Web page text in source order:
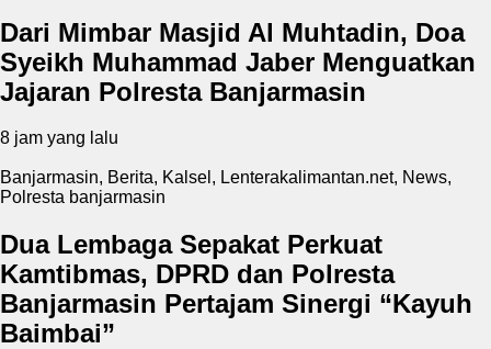
Dari Mimbar Masjid Al Muhtadin, Doa
Syeikh Muhammad Jaber Menguatkan
Jajaran Polresta Banjarmasin
8 jam yang lalu
Banjarmasin, Berita, Kalsel , Lenterakalimantan.net, News,
Polresta banjarmasin
Dua Lembaga Sepakat Perkuat
Kamtibmas, DPRD dan Polresta
Banjarmasin Pertajam Sinergi “Kayuh
Baimbai”